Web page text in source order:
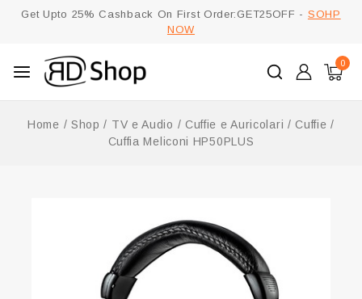
Get Upto 25% Cashback On First Order:GET25OFF - SOHP
NOW
0
Home / Shop / TV e Audio / Cuffie e Auricolari / Cuffie /
Cuffia Meliconi HP50PLUS